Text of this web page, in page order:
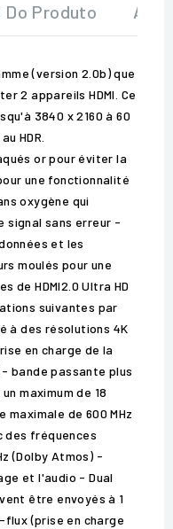
Do Produto
(version 2.0b) que
2 appareils HDMI. Ce
3840 x 2160 à 60
HDR.
or pour éviter la
une fonctionnalité
oxygène qui
signal sans erreur -
et les
moulés pour une
de HDMI2.0 Ultra HD
suivantes par
à des résolutions 4K
en charge de la
bande passante plus
maximum de 18
de 600 MHz
des fréquences
(Dolby Atmos) -
et l'audio - Dual
être envoyés à 1
(prise en charge